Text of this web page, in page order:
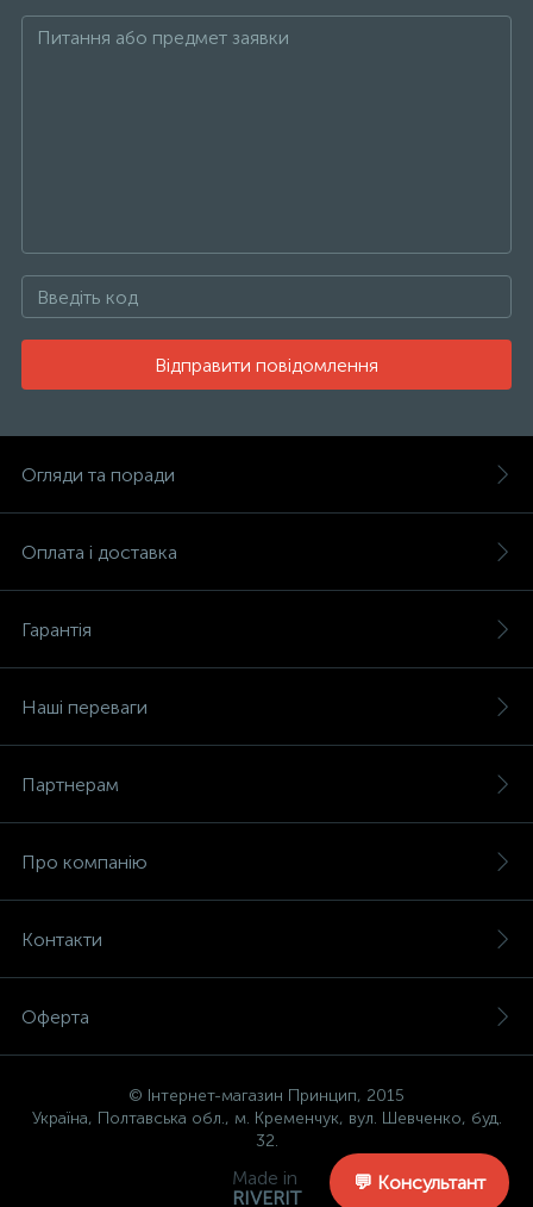
Відправити повідомлення
Огляди та поради
Оплата і доставка
Гарантія
Наші переваги
Партнерам
Про компанію
Контакти
Оферта
© Інтернет-магазин Принцип, 2015
Україна, Полтавська обл., м. Кременчук, вул. Шевченко, буд.
32.
Made in
RIVERIT
💬 Консультант